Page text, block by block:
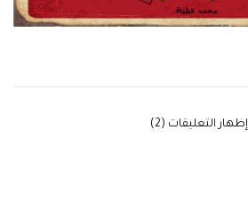
‫إظهار التعليقات (2)